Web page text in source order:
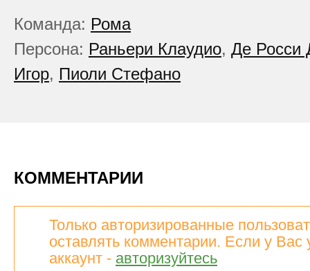
Команда: Рома
Персона: Раньери Клаудио, Де Росси
Игор, Пиоли Стефано
КОММЕНТАРИИ
Только авторизированные
оставлять комментарии. Если у Вас
аккаунт - авторизуйтесь